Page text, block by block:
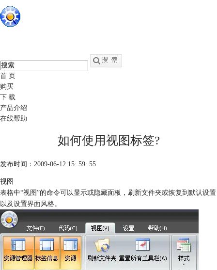
首 页
购买
下 载
产品介绍
在线帮助
如何使用视图标签?
发布时间：2009-06-12 15: 59: 55
视图
表格中“视图”的命令可以显示或隐藏面板，刷新文件夹或恢复到默认设置
以及设置界面风格。